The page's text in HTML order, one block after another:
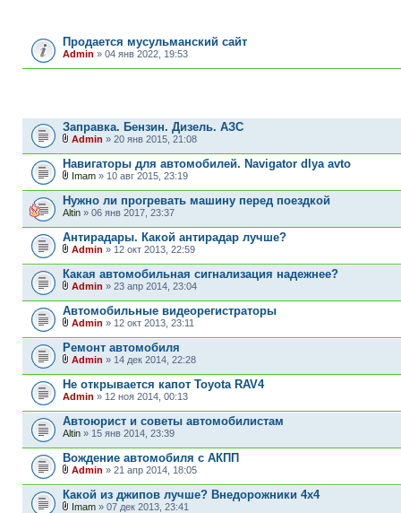
Продается мусульманский сайт
Admin » 04 янв 2022, 19:53
Заправка. Бензин. Дизель. АЗС
Admin » 20 янв 2015, 21:08
Навигаторы для автомобилей. Navigator dlya avto
Imam » 10 авг 2015, 23:19
Нужно ли прогревать машину перед поездкой
Altin » 06 янв 2017, 23:37
Антирадары. Какой антирадар лучше?
Admin » 12 окт 2013, 22:59
Какая автомобильная сигнализация надежнее?
Admin » 23 апр 2014, 23:04
Автомобильные видеорегистраторы
Admin » 12 окт 2013, 23:11
Ремонт автомобиля
Admin » 14 дек 2014, 22:28
Не открывается капот Toyota RAV4
Admin » 12 ноя 2014, 00:13
Автоюрист и советы автомобилистам
Altin » 15 янв 2014, 23:39
Вождение автомобиля с АКПП
Admin » 21 апр 2014, 18:05
Какой из джипов лучше? Внедорожники 4х4
Imam » 07 дек 2013, 23:41